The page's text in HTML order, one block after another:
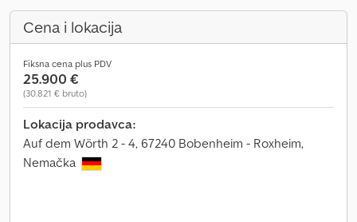
Cena i lokacija
Fiksna cena plus PDV
25.900 €
(30.821 € bruto)
Lokacija prodavca:
Auf dem Wörth 2 - 4, 67240 Bobenheim - Roxheim,
Nemačka